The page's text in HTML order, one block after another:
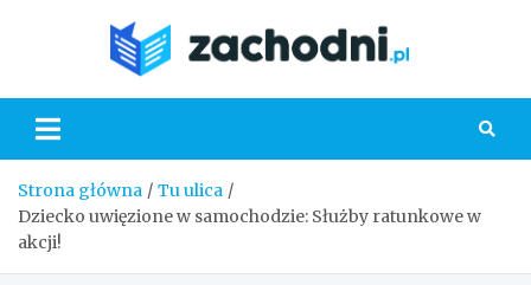
Strona główna
Tu ulica
Dziecko uwięzione w samochodzie: Służby ratunkowe w
akcji!